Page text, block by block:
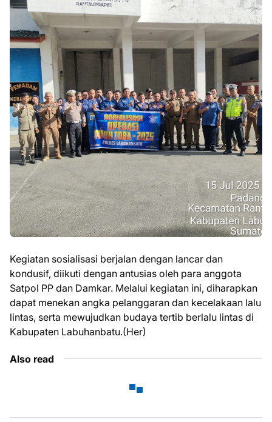
Kegiatan sosialisasi berjalan dengan lancar dan
kondusif, diikuti dengan antusias oleh para anggota
Satpol PP dan Damkar. Melalui kegiatan ini, diharapkan
dapat menekan angka pelanggaran dan kecelakaan lalu
lintas, serta mewujudkan budaya tertib berlalu lintas di
Kabupaten Labuhanbatu.(Her)
Also read